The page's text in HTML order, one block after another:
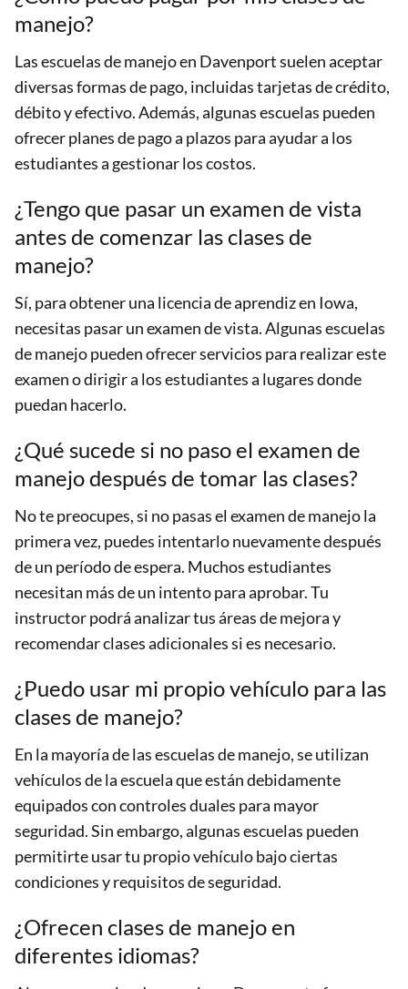
manejo?
Las escuelas de manejo en Davenport suelen aceptar
diversas formas de pago, incluidas tarjetas de crédito,
débito y efectivo. Además, algunas escuelas pueden
ofrecer planes de pago a plazos para ayudar a los
estudiantes a gestionar los costos.
¿Tengo que pasar un examen de vista
antes de comenzar las clases de
manejo?
Sí, para obtener una licencia de aprendiz en Iowa,
necesitas pasar un examen de vista. Algunas escuelas
de manejo pueden ofrecer servicios para realizar este
examen o dirigir a los estudiantes a lugares donde
puedan hacerlo.
¿Qué sucede si no paso el examen de
manejo después de tomar las clases?
No te preocupes, si no pasas el examen de manejo la
primera vez, puedes intentarlo nuevamente después
de un período de espera. Muchos estudiantes
necesitan más de un intento para aprobar. Tu
instructor podrá analizar tus áreas de mejora y
recomendar clases adicionales si es necesario.
¿Puedo usar mi propio vehículo para las
clases de manejo?
En la mayoría de las escuelas de manejo, se utilizan
vehículos de la escuela que están debidamente
equipados con controles duales para mayor
seguridad. Sin embargo, algunas escuelas pueden
permitirte usar tu propio vehículo bajo ciertas
condiciones y requisitos de seguridad.
¿Ofrecen clases de manejo en
diferentes idiomas?